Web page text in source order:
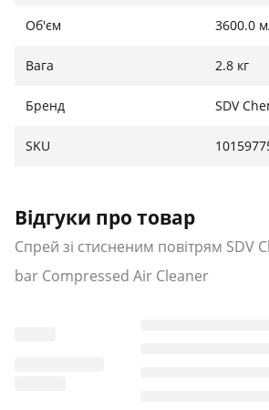
Ідеально підходить для сухого та
Об'єм 3600.0
Вага 2.8 кг
Бренд SDV
SKU
Відгуки про товар
Спрей зі стисненим повітрям SDV
bar Compressed Air Cleaner